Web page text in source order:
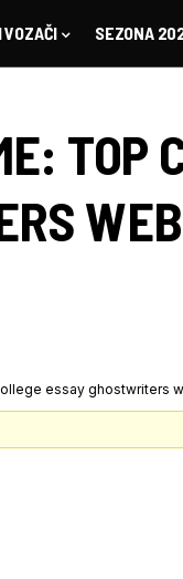
VOZAČI SEZONA
TOP
essay ghostwriters